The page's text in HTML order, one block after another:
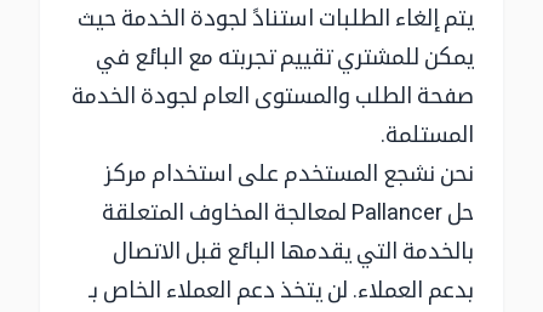
يتم إلغاء الطلبات استنادً لجودة الخدمة حيث
يمكن للمشتري تقييم تجربته مع البائع في
صفحة الطلب والمستوى العام لجودة الخدمة
المستلمة.
نحن نشجع المستخدم على استخدام مركز
حل Pallancer لمعالجة المخاوف المتعلقة
بالخدمة التي يقدمها البائع قبل الاتصال
بدعم العملاء. لن يتخذ دعم العملاء الخاص بـ